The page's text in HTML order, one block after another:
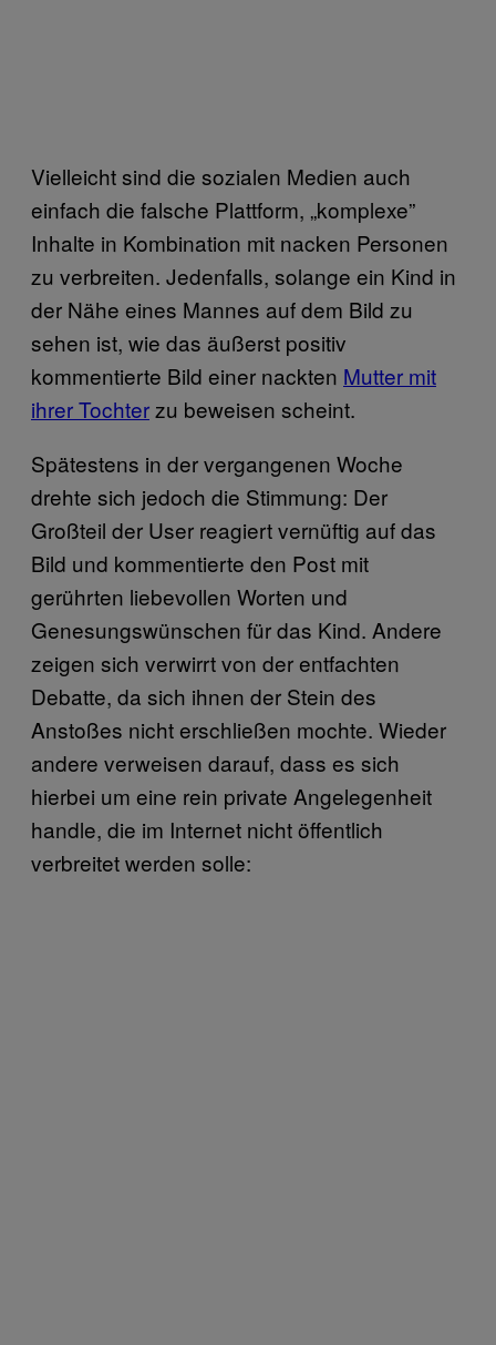
Vielleicht sind die sozialen Medien auch
einfach die falsche Plattform, „komplexe”
Inhalte in Kombination mit nacken Personen
zu verbreiten. Jedenfalls, solange ein Kind in
der Nähe eines Mannes auf dem Bild zu
sehen ist, wie das äußerst positiv
kommentierte Bild einer nackten Mutter mit
ihrer Tochterzu beweisen scheint.
Spätestens in der vergangenen Woche
drehte sich jedoch die Stimmung: Der
Großteil der User reagiert vernüftig auf das
Bild und kommentierte den Post mit
gerührten liebevollen Worten und
Genesungswünschen für das Kind. Andere
zeigen sich verwirrt von der entfachten
Debatte, da sich ihnen der Stein des
Anstoßes nicht erschließen mochte. Wieder
andere verweisen darauf, dass es sich
hierbei um eine rein private Angelegenheit
handle, die im Internet nicht öffentlich
verbreitet werden solle: